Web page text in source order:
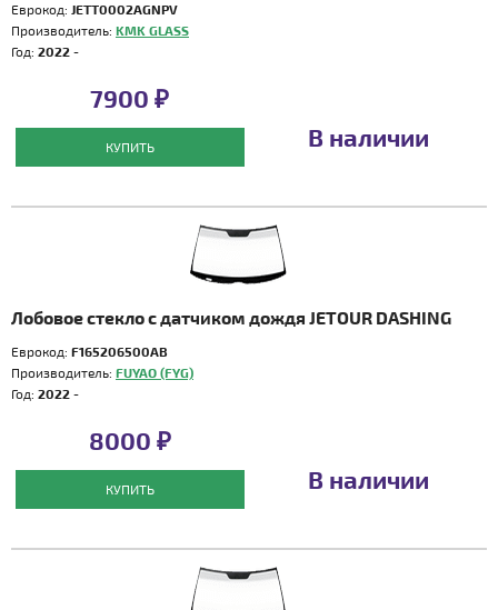
Еврокод: JETT0002AGNPV
Производитель: KMK GLASS
Год: 2022 -
7900 ₽
КУПИТЬ В наличии
Лобовое стекло с датчиком дождя JETOUR DASHING
Еврокод: F165206500AB
Производитель: FUYAO (FYG)
Год: 2022 -
8000 ₽
КУПИТЬ В наличии